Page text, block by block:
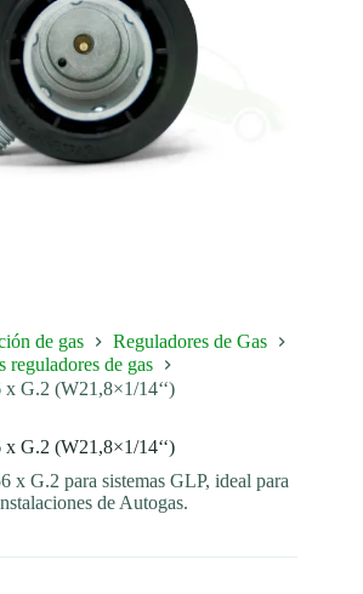
de gas
Reguladores de Gas
reguladores de gas
G.2 (W21,8×1/14‘‘)
G.2 (W21,8×1/14‘‘)
x G.2 para sistemas GLP, ideal para
de Autogas.